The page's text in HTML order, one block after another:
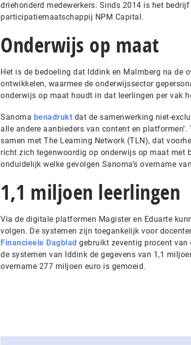
driehonderd medewerkers. Sinds 2014 is het
participatiemaatschappij NPM Capital.
Onderwijs op maat
Het is de bedoeling dat Iddink en Malmberg na de
ontwikkelen, waarmee de onderwijssector
onderwijs op maat houdt in dat leerlingen per vak
Sanoma benadrukt dat de samenwerking niet-
alle andere aanbieders van content en
samen met The Learning Network (TLN), dat
richt zich tegenwoordig op onderwijs op maat met
onduidelijk welke gevolgen Sanoma’s overname
1,1 miljoen leerlingen
Via de digitale platformen Magister en Eduarte
volgen. De systemen zijn toegankelijk voor
Financieele Dagblad gebruikt zeventig procent van
de systemen van Iddink de gegevens van 1,1
overname 277 miljoen euro is gemoeid.